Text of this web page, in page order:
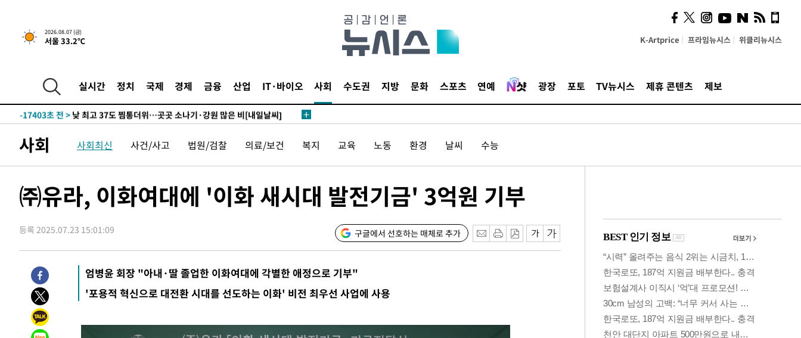
2026.08.07 (금)
서울 33.2℃ K-Artprice 프라임뉴시스 위클리뉴시스
실시간 정치 국제 경제 금융 산업 IT·바이오 사회 수도권 지방 문화 스포츠 연예 광장 포토 TV뉴시스 제휴 콘텐츠 제보
-28852초 전 >[속보]이 대통령 "부동산 공급 기존 사고방식 매달리지 말고 과감히
실천"
-27937초 전 >이란, "오만과 '중앙 단일 루트' 합의…북쪽 인바운드·남쪽 아웃바
-19469초 전 >
[속보]이 대통령, '호우피해' 안동·의성 관할 4개 면 특별재난지역
-19432초 전 >
갈 수도
-17403초 전 > 낮 최고 37도 찜통더위…곳곳 소나기·강원 많은 비[내일날씨]
응"
-12565초 전 >
여자배구 이재영·이다영 자매, 아제르바이잔 투란VC 입단
-11818초 전 >외국인 심판 성 접대 7경기 들여다보니…한국 축구 '5승 2무'
-11505초 전 >[속보]코스피, 6200선 약보합…0.60% 내린 6258.77에 마쳐
-11374초 전 >[속보] 노원서 40.1도 관측…서울, 2018년 이후 첫 40도
-8464초 전 >[속보]종합특검, '계엄 수용공간 확보' 신용해 前교정본부장 기소
-7337초 전 >
외신들도 주목한 韓축구 파문…"국민적 공분에 수사 재개"
-7308초 전 >
11시간 압수수색에 성접대 파문까지…'쑥대밭' 된 축구협회
-6330초 전 >
[속보]규제합리화위원회 부위원장에 김태유 서울대 공대 교수…이병
태 후임
-2688초 전 >
33분 전 >
[속보] 7월 중국 수출 23.9%↑ 수입 27.5%↑…무역총액 25.3%↑
사회 사회최신 사건/사고 법원/검찰 의료/보건 복지 교육 노동 환경 날씨 수능
㈜유라, 이화여대에 '이화 새시대 발전기금' 3억원 기부
등록 2025.07.23 15:01:09 구글에서 선호하는 매체로 추가
엄병윤 회장 "아내·딸 졸업한 이화여대에 각별한 애정으로 기부"
'포용적 혁신으로 대전환 시대를 선도하는 이화' 비전 최우선 사업에 사용
시, 스마트폰 액세서리에
NFC 더했다